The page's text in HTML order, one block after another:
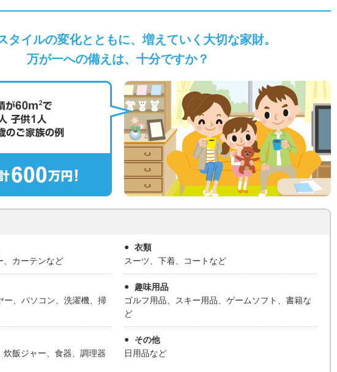
タイルの変化とともに、増えていく大切な家財。
万が一への備えは、十分ですか？
、カーテンなど
衣類
スーツ、下着、コートなど
ー、パソコン、洗濯機、掃
趣味用品
ゴルフ用品、スキー用品、ゲームソフト、書籍な
ど
飯ジャー、食器、調理器
その他
日用品など